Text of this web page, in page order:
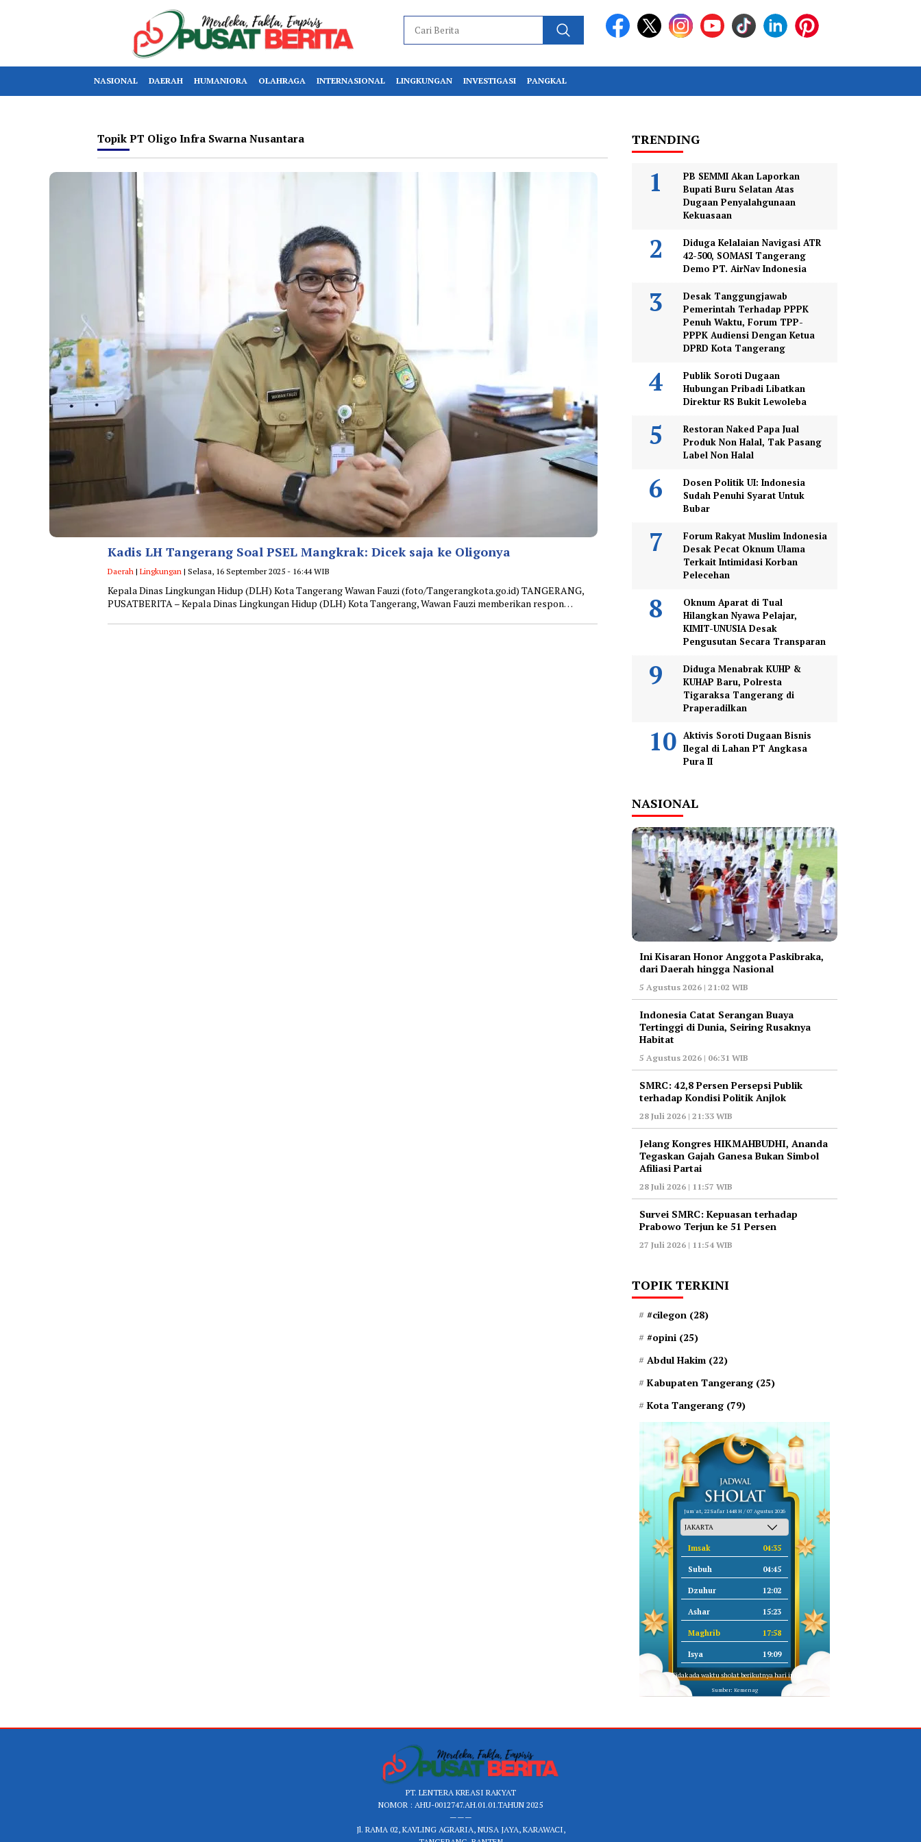
NASIONAL DAERAH HUMANIORA OLAHRAGA INTERNASIONAL LINGKUNGAN INVESTIGASI PANGKAL
Topik PT Oligo Infra Swarna Nusantara
Kadis LH Tangerang Soal PSEL Mangkrak: Dicek saja ke Oligonya
Daerah | Lingkungan | Selasa, 16 September 2025 - 16:44 WIB
Kepala Dinas Lingkungan Hidup (DLH) Kota Tangerang Wawan Fauzi (foto/Tangerangkota.go.id) TANGERANG,
PUSATBERITA – Kepala Dinas Lingkungan Hidup (DLH) Kota Tangerang, Wawan Fauzi memberikan respon…
TRENDING
PB SEMMI Akan Laporkan
Bupati Buru Selatan Atas
Dugaan Penyalahgunaan
Kekuasaan
Diduga Kelalaian Navigasi ATR
42-500, SOMASI Tangerang
Demo PT. AirNav Indonesia
Desak Tanggungjawab
Pemerintah Terhadap PPPK
Penuh Waktu, Forum TPP-
PPPK Audiensi Dengan Ketua
DPRD Kota Tangerang
Publik Soroti Dugaan
Hubungan Pribadi Libatkan
Direktur RS Bukit Lewoleba
Restoran Naked Papa Jual
Produk Non Halal, Tak Pasang
Label Non Halal
Dosen Politik UI: Indonesia
Sudah Penuhi Syarat Untuk
Bubar
Forum Rakyat Muslim Indonesia
Desak Pecat Oknum Ulama
Terkait Intimidasi Korban
Pelecehan
Oknum Aparat di Tual
Hilangkan Nyawa Pelajar,
KIMIT-UNUSIA Desak
Pengusutan Secara Transparan
Diduga Menabrak KUHP &
KUHAP Baru, Polresta
Tigaraksa Tangerang di
Praperadilkan
Aktivis Soroti Dugaan Bisnis
Ilegal di Lahan PT Angkasa
Pura II
NASIONAL
Ini Kisaran Honor Anggota Paskibraka,
dari Daerah hingga Nasional
5 Agustus 2026 | 21:02 WIB
Indonesia Catat Serangan Buaya
Tertinggi di Dunia, Seiring Rusaknya
Habitat
5 Agustus 2026 | 06:31 WIB
‎SMRC: 42,8 Persen Persepsi Publik
terhadap Kondisi Politik Anjlok
28 Juli 2026 | 21:33 WIB
‎Jelang Kongres HIKMAHBUDHI, Ananda
Tegaskan Gajah Ganesa Bukan Simbol
Afiliasi Partai
28 Juli 2026 | 11:57 WIB
‎Survei SMRC: Kepuasan terhadap
Prabowo Terjun ke 51 Persen
27 Juli 2026 | 11:54 WIB
TOPIK TERKINI
#cilegon (28)
#opini (25)
Abdul Hakim (22)
Kabupaten Tangerang (25)
Kota Tangerang (79)
Jum'at, 22 Safar 1448 H / 07 Agustus 2026
Imsak 04:35
Subuh 04:45
Dzuhur 12:02
Ashar 15:23
Maghrib 17:58
Isya 19:09
Tidak ada waktu sholat berikutnya hari ini.
Sumber: Kemenag
PT. LENTERA KREASI RAKYAT
NOMOR : AHU-0012747.AH.01.01.TAHUN 2025
———
Jl. RAMA 02, KAVLING AGRARIA, NUSA JAYA, KARAWACI,